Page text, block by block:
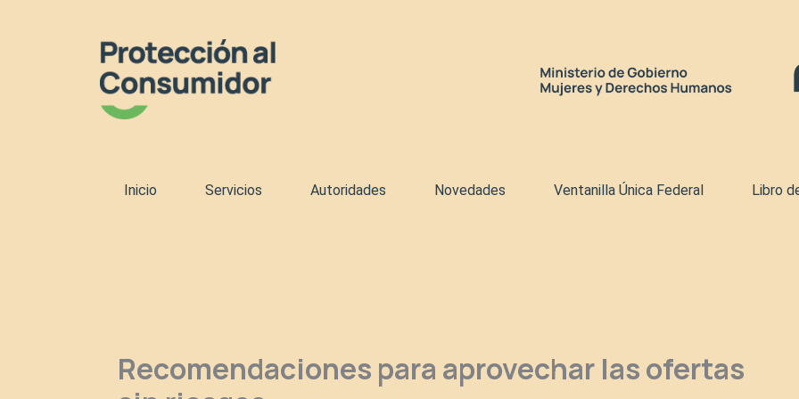
Inicio Servicios Autoridades Novedades Ventanilla Única Federal Libro
Recomendaciones para aprovechar las ofertas